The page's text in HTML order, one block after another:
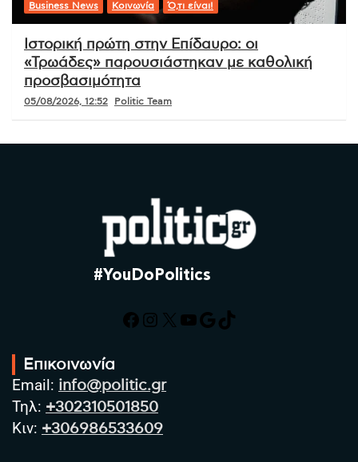
Business News Κοινωνία Ό,τι είναι!
Ιστορική πρώτη στην Επίδαυρο: οι
«Τρωάδες» παρουσιάστηκαν με καθολική
προσβασιμότητα
05/08/2026, 12:52 Politic Team
#YouDoPolitics
Facebook
Instagram
X YouTube
Google
TikTok
Επικοινωνία
Email: info@politic.gr
Τηλ: +302310501850
Κιν: +306986533609